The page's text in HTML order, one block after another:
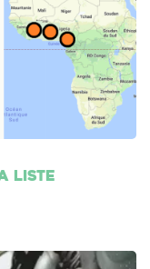
liste